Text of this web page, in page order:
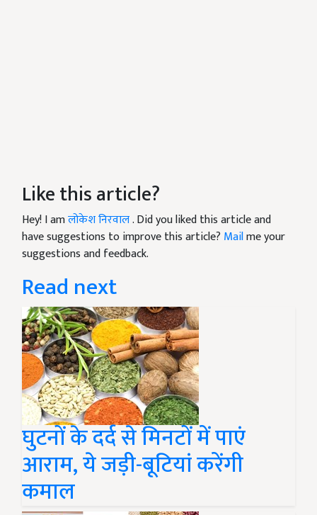
Like this article?
Hey! I amलोकेश निरवाल. Did you liked this article and
have suggestions to improve this article? Mailme your
suggestions and feedback.
Read next
घुटनों के दर्द से मिनटों में पाएं
आराम, ये जड़ी-बूटियां करेंगी
कमाल